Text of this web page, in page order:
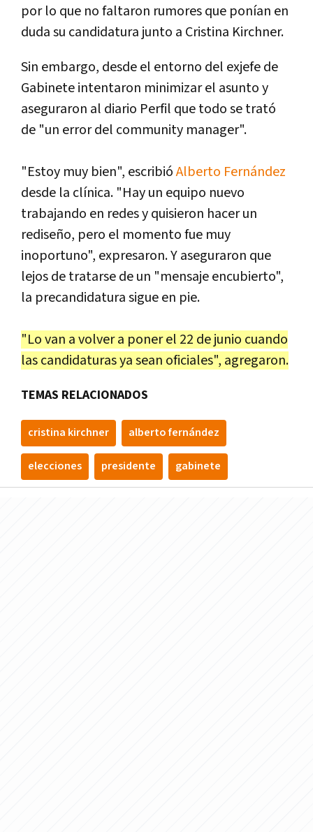
por lo que no faltaron rumores que ponían en
duda su candidatura junto a Cristina Kirchner.
Sin embargo, desde el entorno del exjefe de
Gabinete intentaron minimizar el asunto y
aseguraron al diario Perfil que todo se trató
de "un error del community manager".
"Estoy muy bien", escribióAlberto Fernández
desde la clínica. "Hay un equipo nuevo
trabajando en redes y quisieron hacer un
rediseño, pero el momento fue muy
inoportuno", expresaron. Y aseguraron que
lejos de tratarse de un "mensaje encubierto",
la precandidatura sigue en pie.
"Lo van a volver a poner el 22 de junio cuando
las candidaturas ya sean oficiales", agregaron.
TEMAS RELACIONADOS
cristina kirchner alberto fernández
elecciones presidente gabinete